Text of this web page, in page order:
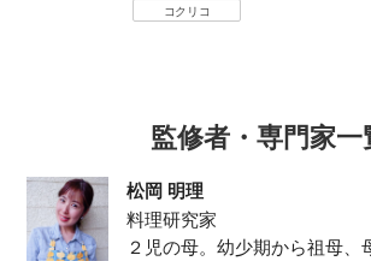
コクリコ
監修者・専門家一
松岡 明理
料理研究家
２児の母。幼少期から祖母、